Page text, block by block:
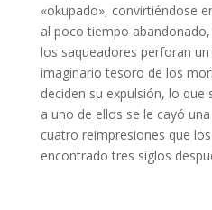
«okupado», convirtiéndose
al poco tiempo
los saqueadores perforan
imaginario tesoro de los
deciden su expulsión, lo
a uno de ellos se le cayó
cuatro reimpresiones que
encontrado tres siglos